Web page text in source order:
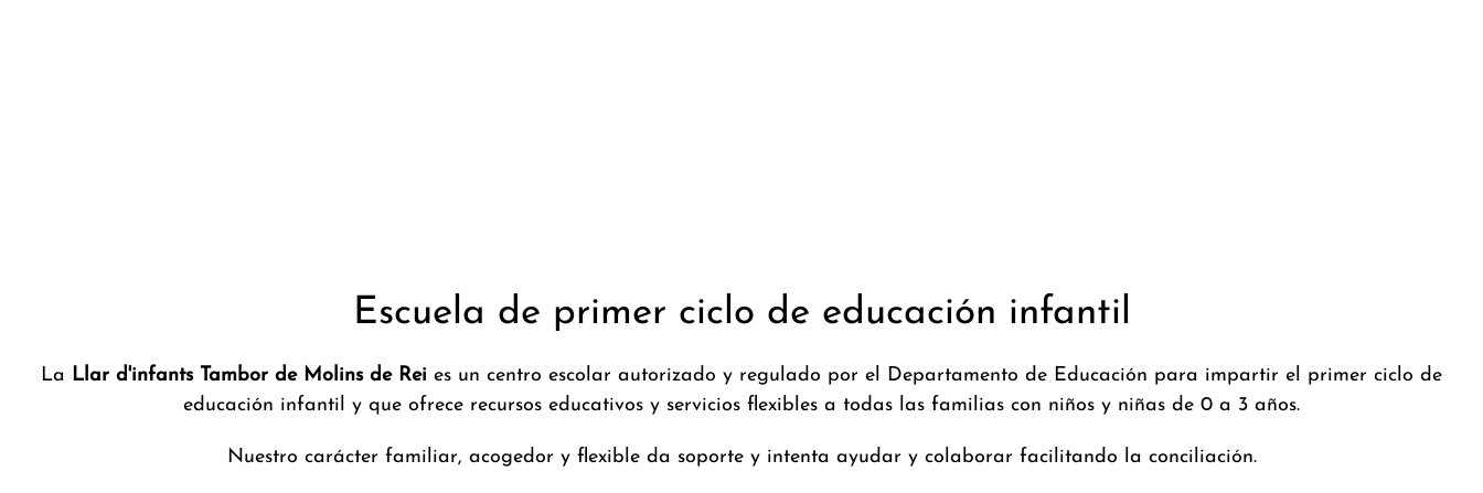
Escuela de primer ciclo de educación infantil
La Llar d'infants Tambor de Molins de Rei es un centro escolar autorizado y regulado por el Departamento de Educación para impartir el primer ciclo de
educación infantil y que ofrece recursos educativos y servicios flexibles a todas las familias con niños y niñas de 0 a 3 años.
Nuestro carácter familiar, acogedor y flexible da soporte y intenta ayudar y colaborar facilitando la conciliación.